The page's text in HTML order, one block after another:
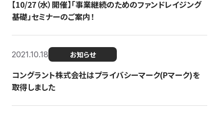
【10/27（水）開催】「事業継続のためのファンドレイジング
基礎」セミナーのご案内！
2021.10.18 お知らせ
コングラント株式会社はプライバシーマーク(Pマーク)を
取得しました